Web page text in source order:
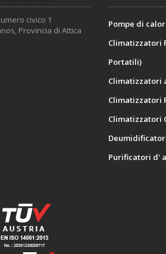
civico 1
Provincia di Attica
Pompe di
Climatizzatori
Portatili)
Climatizzatori
Climatizzatori
Climatizzatori
Purificatori d'